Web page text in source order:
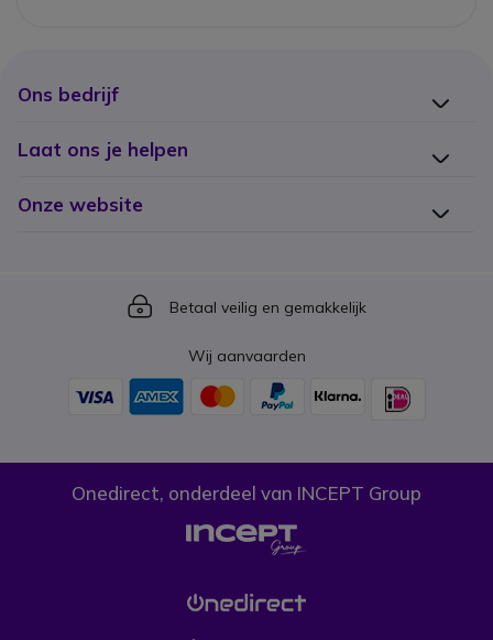
Ons bedrijf
Laat ons je helpen
Onze website
Icon
Betaal veilig en gemakkelijk
Wij aanvaarden
Onedirect, onderdeel van INCEPT Group